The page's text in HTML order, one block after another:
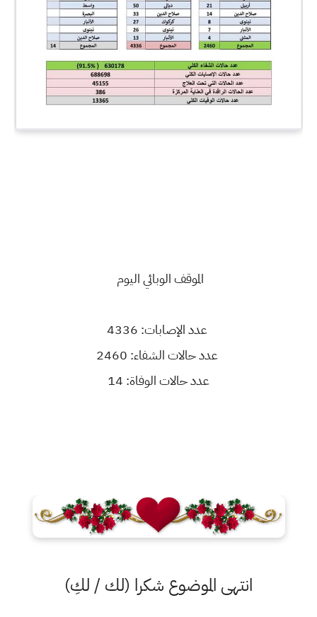
الموقف الوبائي اليوم
عدد الإصابات: 4336
عدد حالات الشفاء: 2460
عدد حالات الوفاة: 14
انتهى الموضوع شكرا (لك / لكِ)